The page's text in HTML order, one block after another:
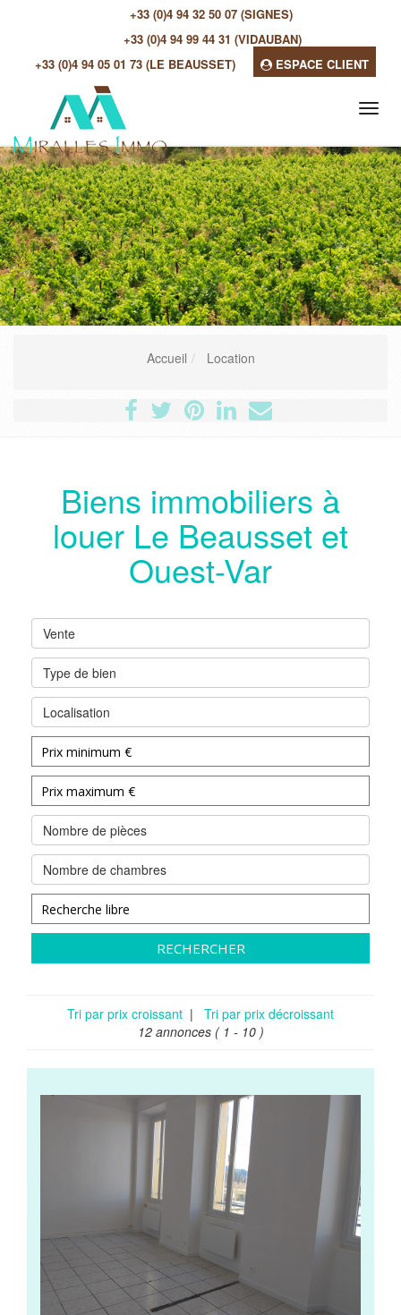
+33 (0)4 94 32 50 07 (SIGNES)
+33 (0)4 94 99 44 31 (VIDAUBAN)
+33 (0)4 94 05 01 73 (LE BEAUSSET)
ESPACE CLIENT
Accueil Location
Biens immobiliers à
louer Le Beausset et
Ouest-Var
Vente
Type de bien
Localisation
Nombre de pièces
Nombre de chambres
RECHERCHER
Tri par prix croissant |
Tri par prix décroissant
12 annonces ( 1 - 10 )